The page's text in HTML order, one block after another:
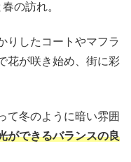
の訪れ。
りしたコートやマフラ
花が咲き始め、街に彩
て冬のように暗い雰囲
ができるバランスの良